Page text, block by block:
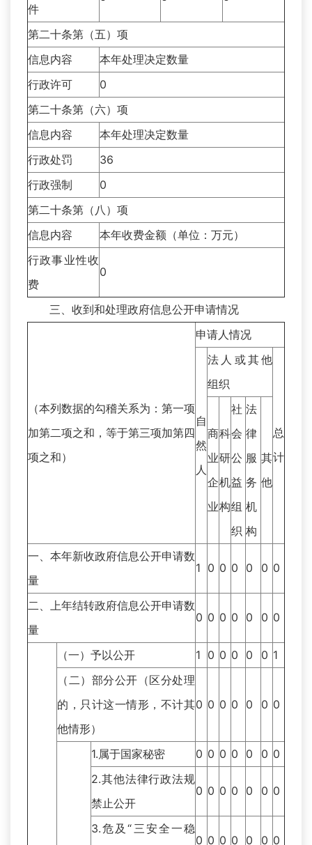
件
第二十条第（五）项
信息内容
本年处理决定数量
行政许可
0
第二十条第（六）项
信息内容
本年处理决定数量
行政处罚
36
行政强制
0
第二十条第（八）项
信息内容
本年收费金额（单位：万元）
行政事业性收
费
0
三、收到和处理政府信息公开申请情况
（本列数据的勾稽关系为：第一项
加第二项之和，等于第三项加第四
项之和）
申请人情况
自
然
人
法人或其他
组织
总
计
商
业
企
业
科
研
机
构
社
会
公
益
组
织
法
律
服
务
机
构
其
他
一、本年新收政府信息公开申请数
量
1 0 0 0 0 0 0
二、上年结转政府信息公开申请数
量
0 0 0 0 0 0 0
（一）予以公开 1 0 0 0 0 0 1
（二）部分公开（区分处理
的，只计这一情形，不计其
他情形）
0 0 0 0 0 0 0
1.属于国家秘密 0 0 0 0 0 0 0
2.其他法律行政法规
禁止公开
0 0 0 0 0 0 0
3.危及“三安全一稳
0 0 0 0 0 0 0